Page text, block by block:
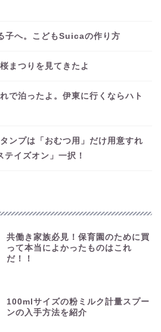
子へ。こどもSuicaの作り方
まつりを見てきたよ
で泊ったよ。伊東に行くならハト
ンプは「おむつ用」だけ用意すれ
イズオン」一択！
共働き家族必見！保育園のために買
って本当によかったものはこれ
だ！！
100mlサイズの粉ミルク計量スプー
ンの入手方法を紹介